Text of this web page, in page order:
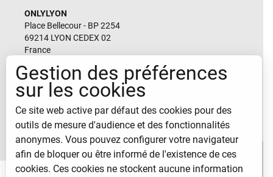
ONLYLYON
Place Bellecour - BP 2254
69214 LYON CEDEX 02
France
Email
durable@lyon-france.com
CONTACTEZ-NOUS
Gestion des préférences
sur les cookies
Ce site web active par défaut des cookies pour des
outils de mesure d'audience et des fonctionnalités
anonymes. Vous pouvez configurer votre navigateur
afin de bloquer ou être informé de l'existence de ces
cookies. Ces cookies ne stockent aucune information